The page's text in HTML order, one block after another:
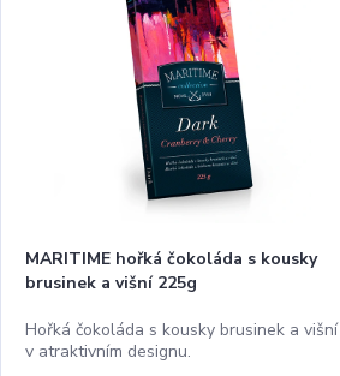
MARITIME hořká čokoláda s kousky
brusinek a višní 225g
Hořká čokoláda s kousky brusinek a višní
v atraktivním designu.